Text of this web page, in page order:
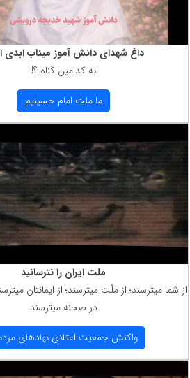
داغ شهدای دانش آموز میناب
به كدامین گناه ؟!
ما ملت امام حسینیم
ملت ایران را نترسانید
از شما میترسند؛ از ملّت میترسند؛ از ایمانتان
در صحنه میترسند
واكنش جمعیت اعتلای نهادهای